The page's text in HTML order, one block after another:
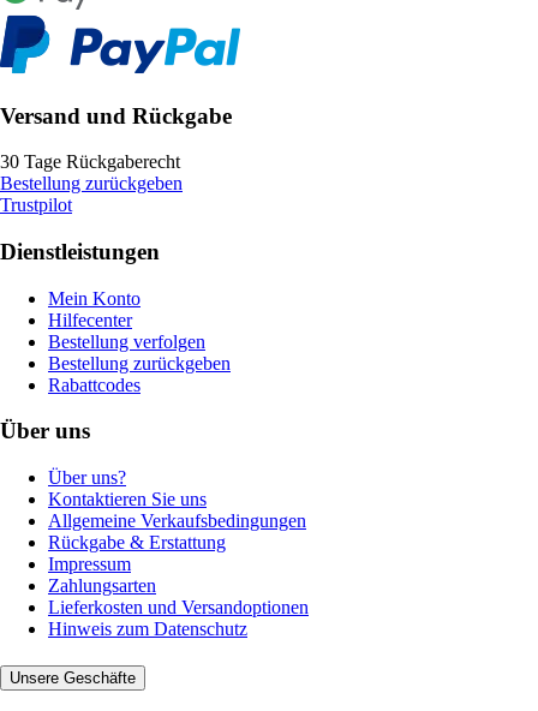
Versand und Rückgabe
30 Tage Rückgaberecht
Bestellung zurückgeben
Trustpilot
Dienstleistungen
Mein Konto
Hilfecenter
Bestellung verfolgen
Bestellung zurückgeben
Rabattcodes
Über uns
Über uns?
Kontaktieren Sie uns
Allgemeine Verkaufsbedingungen
Rückgabe & Erstattung
Impressum
Zahlungsarten
Lieferkosten und Versandoptionen
Hinweis zum Datenschutz
Unsere Geschäfte